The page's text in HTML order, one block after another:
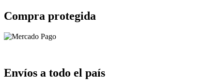
Compra protegida
Envíos a todo el país